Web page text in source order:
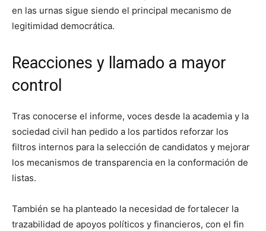
en las urnas sigue siendo el principal mecanismo de
legitimidad democrática.
Reacciones y llamado a mayor
control
Tras conocerse el informe, voces desde la academia y la
sociedad civil han pedido a los partidos reforzar los
filtros internos para la selección de candidatos y mejorar
los mecanismos de transparencia en la conformación de
listas.
También se ha planteado la necesidad de fortalecer la
trazabilidad de apoyos políticos y financieros, con el fin